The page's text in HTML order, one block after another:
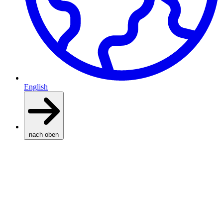
English
nach oben